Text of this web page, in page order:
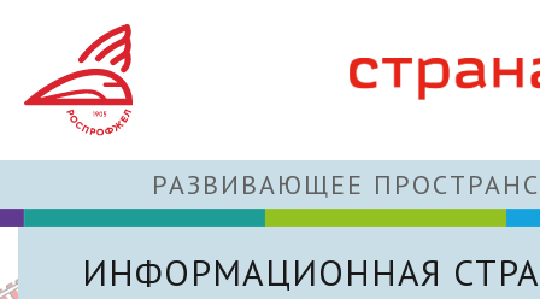
РАЗВИВАЮЩЕЕ
ИНФОРМАЦИОННАЯ